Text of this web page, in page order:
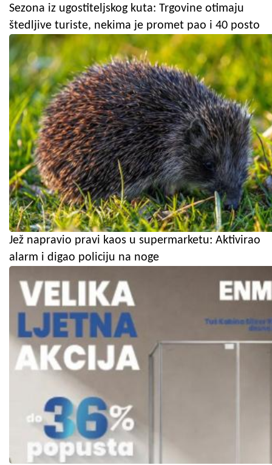
Sezona iz ugostiteljskog kuta: Trgovine otimaju
štedljive turiste, nekima je promet pao i 40 posto
Jež napravio pravi kaos u supermarketu: Aktivirao
alarm i digao policiju na noge